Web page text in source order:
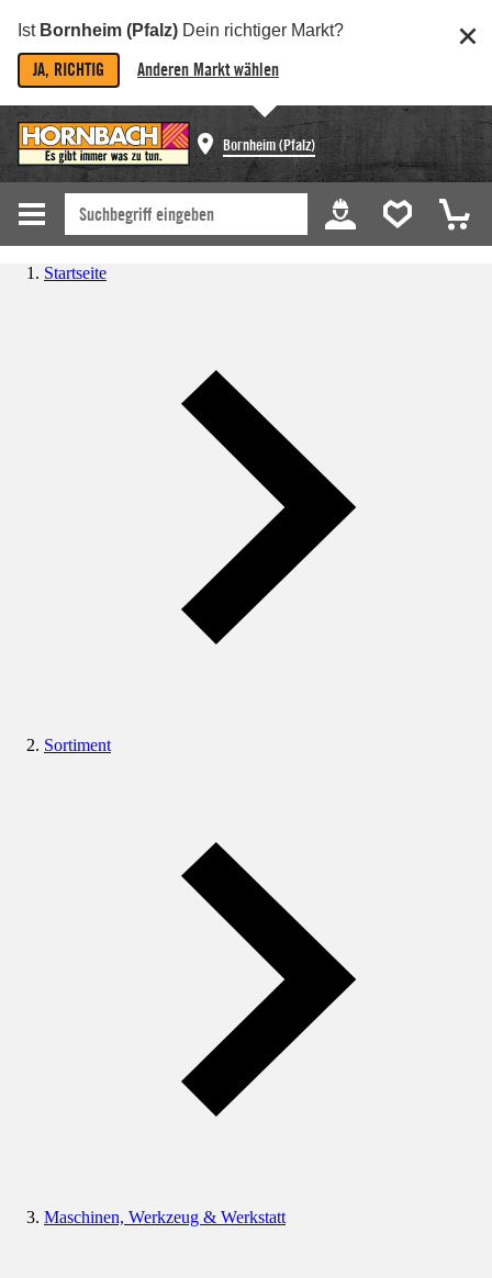
Ist Bornheim (Pfalz) Dein richtiger Markt?
JA, RICHTIG Anderen Markt wählen
Bornheim (Pfalz)
Startseite
Sortiment
Maschinen, Werkzeug & Werkstatt